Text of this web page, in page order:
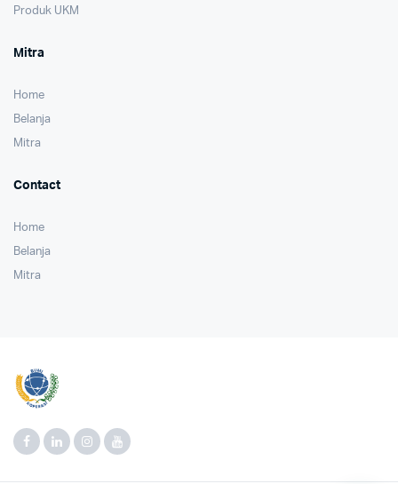
Produk UKM
Mitra
Home
Belanja
Mitra
Contact
Home
Belanja
Mitra